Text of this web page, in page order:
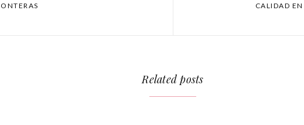
CALIDAD
Related posts